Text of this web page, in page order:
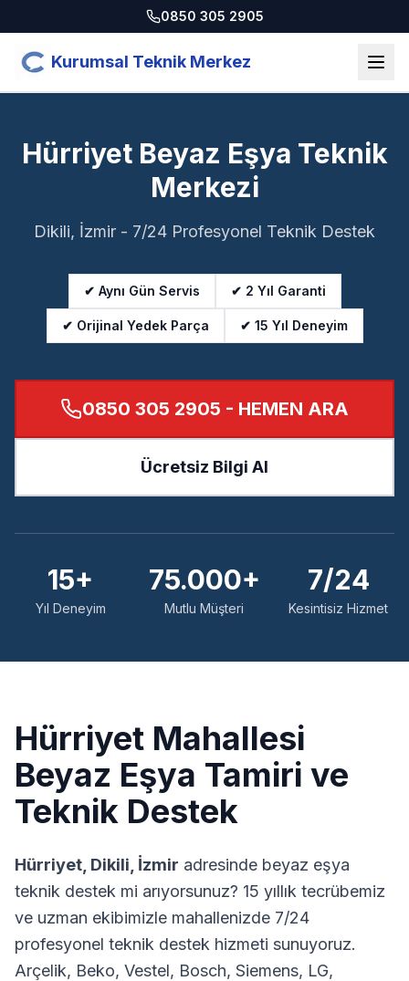
0850 305 2905
Kurumsal Teknik Merkez
Hürriyet Beyaz Eşya Teknik
Merkezi
Dikili, İzmir - 7/24 Profesyonel Teknik Destek
✔ Aynı Gün Servis ✔ 2 Yıl Garanti
✔ Orijinal Yedek Parça ✔ 15 Yıl Deneyim
0850 305 2905 - HEMEN ARA
Ücretsiz Bilgi Al
15+
Yıl Deneyim
75.000+
Mutlu Müşteri
7/24
Kesintisiz Hizmet
Hürriyet Mahallesi
Beyaz Eşya Tamiri ve
Teknik Destek
Hürriyet Dikili İzmir adresinde beyaz eşya
teknik destek mi arıyorsunuz? 15 yıllık tecrübemiz
ve uzman ekibimizle mahallenizde 7/24
profesyonel teknik destek hizmeti sunuyoruz.
Arçelik, Beko, Vestel, Bosch, Siemens, LG,